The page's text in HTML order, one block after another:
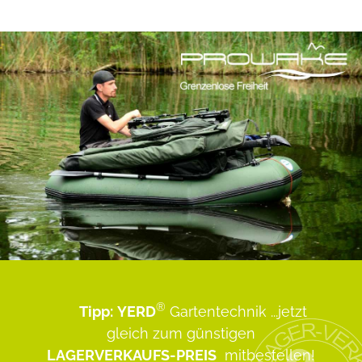
Tipp: YERD® Gartentechnik ...jetzt
gleich zum günstigen
LAGERVERKAUFS-PREIS mitbestellen!